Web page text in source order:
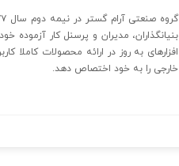
بنیانگذاران، مدیران و پرسنل کار
افزارهای به روز در ارائه محصولات
خارجی را به خود اختصاص دهد.